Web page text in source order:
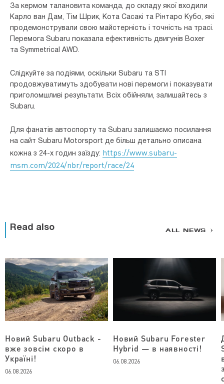
За кермом талановита команда, до складу якої входили
Карло ван Дам, Тім Шрик, Кота Сасакі та Рінтаро Кубо, які
продемонстрували свою майстерність і точність на трасі.
Перемога Subaru показала ефективність двигунів Boxer
та Symmetrical AWD.
Слідкуйте за подіями, оскільки Subaru та STI
продовжуватимуть здобувати нові перемоги і показувати
приголомшливі результати. Всіх обійняли, залишайтесь з
Subaru.
Для фанатів автоспорту та Subaru залишаємо посилання
на сайт Subaru Motorsport де більш детально описана
кожна з 24-х годин заїзду: https://www.subaru-
msm.com/2024/nbr/report/race/24
Read also ALL NEWS
Новий Subaru Outback -
вже зовсім скоро в
Україні!
06.08.2026
Новий Subaru Forester
Hybrid — в наявності!
06.08.2026